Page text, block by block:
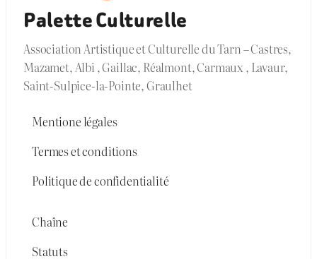
Palette Culturelle
Association Artistique et Culturelle du Tarn – Castres,
Mazamet, Albi , Gaillac, Réalmont, Carmaux , Lavaur,
Saint-Sulpice-la-Pointe, Graulhet
Mentione légales
Termes et conditions
Politique de confidentialité
Chaîne
Statuts